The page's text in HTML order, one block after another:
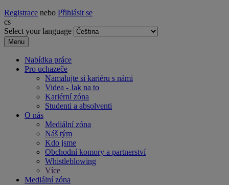
Registrace nebo Přihlásit se
cs
Select your language
Menu
Nabídka práce
Pro uchazeče
Namalujte si kariéru s námi
Videa - Jak na to
Kariérní zóna
Studenti a absolventi
O nás
Mediální zóna
Náš tým
Kdo jsme
Obchodní komory a partnerství
Whistleblowing
Více
Mediální zóna